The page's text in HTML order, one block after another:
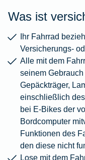
Was ist
Ihr Fahrrad
Versicherungs-
Alle mit dem
seinem
Gepäckträger,
einschließlich
bei E-Bikes der
Bordcomputer
Funktionen des
den diese nicht
Lose mit dem